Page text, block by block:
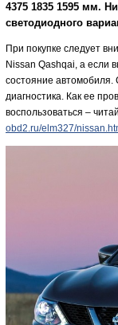
4375 1835 1595 мм.
светодиодного
При покупке следует
Nissan Qashqai, а если
состояние автомобиля.
диагностика. Как ее
воспользоваться –
obd2.ru/elm327/